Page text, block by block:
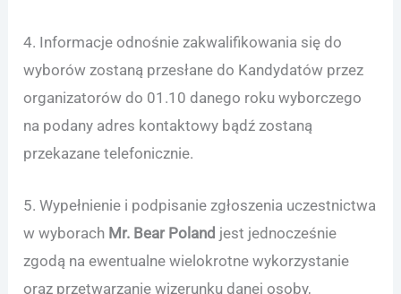
4. Informacje odnośnie zakwalifikowania się do
wyborów zostaną przesłane do Kandydatów przez
organizatorów do 01.10 danego roku wyborczego
na podany adres kontaktowy bądź zostaną
przekazane telefonicznie.
5. Wypełnienie i podpisanie zgłoszenia uczestnictwa
w wyborach Mr. Bear Poland jest jednocześnie
zgodą na ewentualne wielokrotne wykorzystanie
oraz przetwarzanie wizerunku danej osoby,